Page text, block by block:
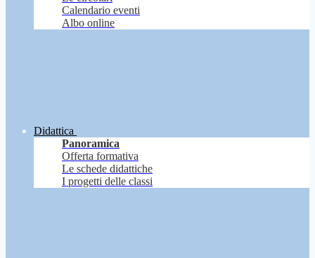
Calendario eventi
Albo online
Didattica
Panoramica
Offerta formativa
Le schede didattiche
I progetti delle classi